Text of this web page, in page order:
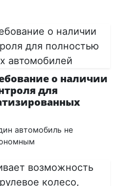
о наличии
для
автомобиль не